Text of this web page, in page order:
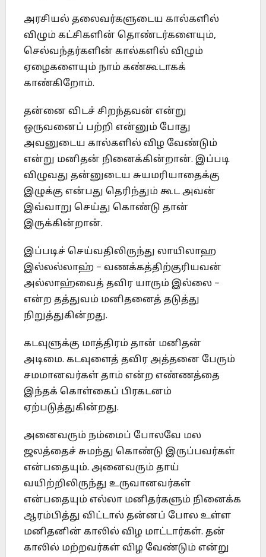
அரசியல் தலைவர்களுடைய கால்களில்
விழும் கட்சிகளின் தொண்டர்களையும்,
செல்வந்தர்களின் கால்களில் விழும்
ஏழைகளையும் நாம் கண்கூடாகக்
காண்கிறோம்.
தன்னை விடச் சிறந்தவன் என்று
ஒருவனைப் பற்றி என்னும் போது
அவனுடைய கால்களில் விழ வேண்டும்
என்று மனிதன் நினைக்கின்றான். இப்படி
விழுவது தன்னுடைய சுயமரியாதைக்கு
இழுக்கு என்பது தெரிந்தும் கூட அவன்
இவ்வாறு செய்து கொண்டு தான்
இருக்கின்றான்.
இப்படிச் செய்வதிலிருந்து லாயிலாஹ
இல்லல்லாஹ் – வணக்கத்திற்குரியவன்
அல்லாஹ்வைத் தவிர யாரும் இல்லை –
என்ற தத்துவம் மனிதனைத் தடுத்து
நிறுத்துகின்றது.
கடவுளுக்கு மாத்திரம் தான் மனிதன்
அடிமை. கடவுளைத் தவிர அத்தனை பேரும்
சமமானவர்கள் தாம் என்ற எண்ணத்தை
இந்தக் கொள்கைப் பிரகடனம்
ஏற்படுத்துகின்றது.
அனைவரும் நம்மைப் போலவே மல
ஜலத்தைச் சுமந்து கொண்டு இருப்பவர்கள்
என்பதையும். அனைவரும் தாய்
வயிற்றிலிருந்து உருவானவர்கள்
என்பதையும் எல்லா மனிதர்களும் நினைக்க
ஆரம்பித்து விட்டால் தன்னப் போல உள்ள
மனிதனின் காலில் விழ மாட்டார்கள். தன்
காலில் மற்றவர்கள் விழ வேண்டும் என்று